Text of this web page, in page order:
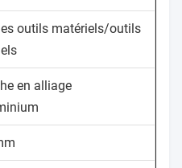
outils matériels/outils
en alliage